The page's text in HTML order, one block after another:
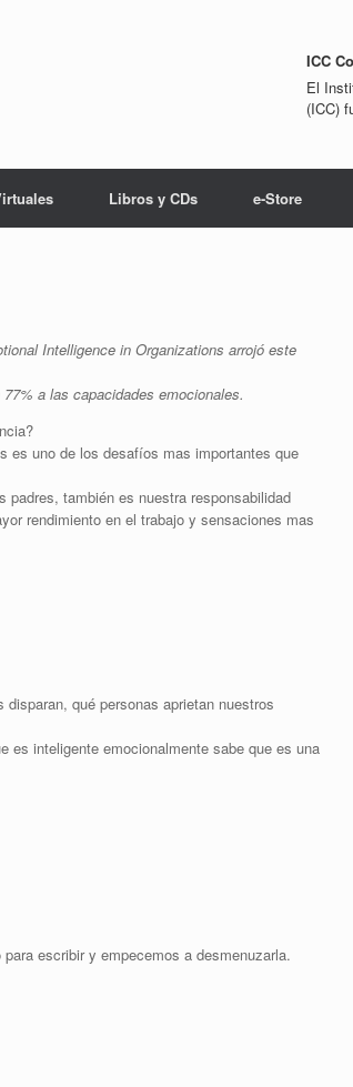
ICC
El
(ICC)
Libros y CDs e-Store
Intelligence in Organizations arrojó este
a las capacidades emocionales.
es uno de los desafíos mas importantes que
también es nuestra responsabilidad
rendimiento en el trabajo y sensaciones mas
qué personas aprietan nuestros
es inteligente emocionalmente sabe que es una
escribir y empecemos a desmenuzarla.